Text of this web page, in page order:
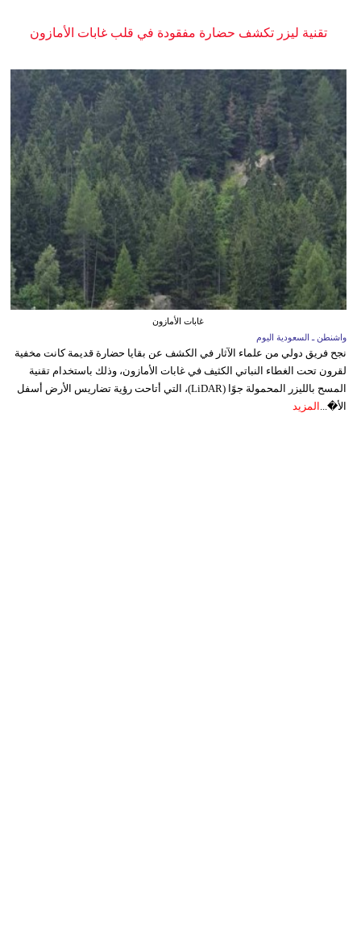
تقنية ليزر تكشف حضارة مفقودة في قلب غابات الأمازون
غابات الأمازون
واشنطن ـ السعودية اليوم
نجح فريق دولي من علماء الآثار في الكشف عن بقايا حضارة قديمة كانت مخفية
لقرون تحت الغطاء النباتي الكثيف في غابات الأمازون، وذلك باستخدام تقنية
المسح بالليزر المحمولة جوًا (LiDAR)، التي أتاحت رؤية تضاريس الأرض أسفل
الأ�... المزيد